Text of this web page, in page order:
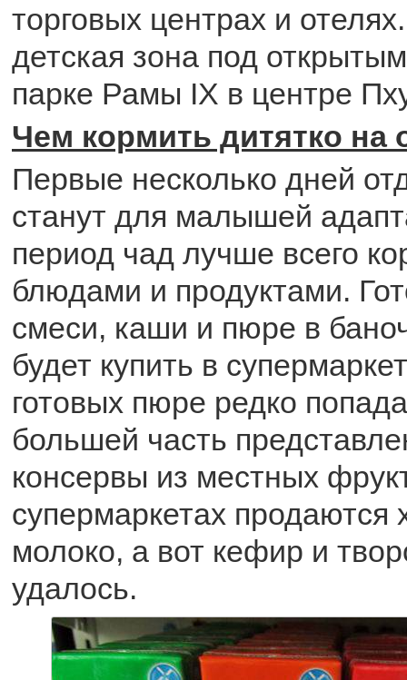
торговых центрах и
детская зона под
парке Рамы IX в центре
Чем кормить дитятко на
Первые несколько дней
станут для малышей
период чад лучше всего
блюдами и продуктами.
смеси, каши и пюре в
будет купить в
готовых пюре редко
большей часть
консервы из местных
супермаркетах продаются
молоко, а вот кефир и
удалось.